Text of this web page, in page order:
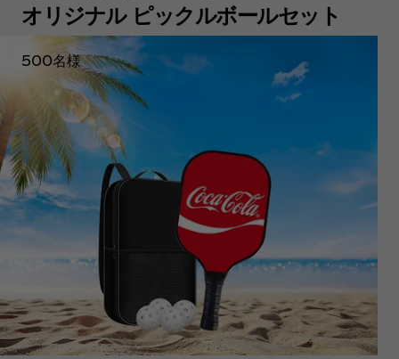
オリジナル ピックルボールセット
500名様